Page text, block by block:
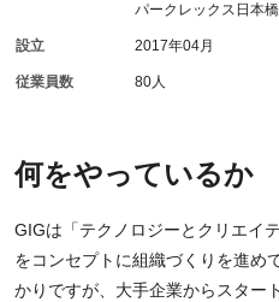
何をやっているか
GIGは「テクノロジーとクリエイ
をコンセプトに組織づくりを進め
かりですが、大手企業からスター
パークレックス日本
設立 2017年04月
従業員数 80人